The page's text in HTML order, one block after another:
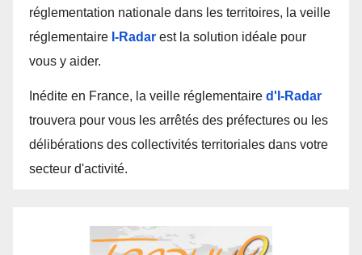
réglementation nationale dans les territoires, la veille
réglementaire I-Radar est la solution idéale pour
vous y aider.
Inédite en France, la veille réglementaire d'I-Radar
trouvera pour vous les arrêtés des préfectures ou les
délibérations des collectivités territoriales dans votre
secteur d'activité.